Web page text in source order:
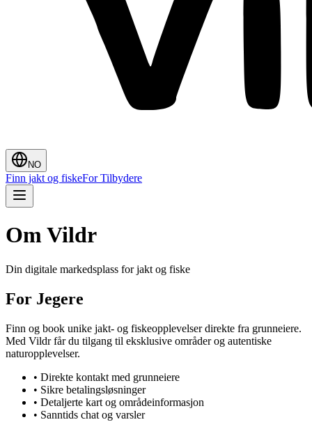
NO
Finn jakt og fiskeFor Tilbydere
Om Vildr
Din digitale markedsplass for jakt og fiske
For Jegere
Finn og book unike jakt- og fiskeopplevelser direkte fra grunneiere.
Med Vildr får du tilgang til eksklusive områder og autentiske
naturopplevelser.
• Direkte kontakt med grunneiere
• Sikre betalingsløsninger
• Detaljerte kart og områdeinformasjon
• Sanntids chat og varsler